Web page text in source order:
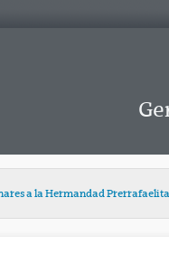
a la Hermandad